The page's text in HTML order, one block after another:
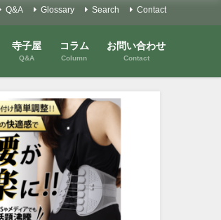
Q&A Glossary Search Contact
寺子屋
Q&A
コラム
Column
お問い合わせ
Contact
コラム
日
バドミントンを考えるコラ
#25 「経験」を考える①
2021年2月26日